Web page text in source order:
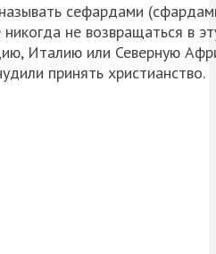
сефардами
не возвращаться в
Италию или Северную
принять христианство.